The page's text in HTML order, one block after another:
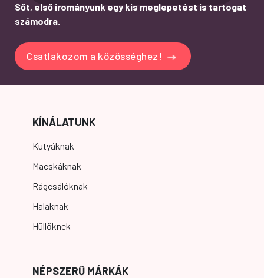
Sőt, első irományunk egy kis meglepetést is tartogat
számodra.
Csatlakozom a közösséghez!
KÍNÁLATUNK
Kutyáknak
Macskáknak
Rágcsálóknak
Halaknak
Hüllőknek
NÉPSZERŰ MÁRKÁK